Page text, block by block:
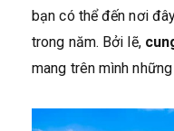
bạn có thể đến nơi
trong năm. Bởi lẽ,
mang trên mình